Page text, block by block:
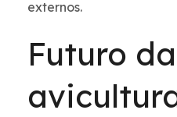
externos.
Futuro da